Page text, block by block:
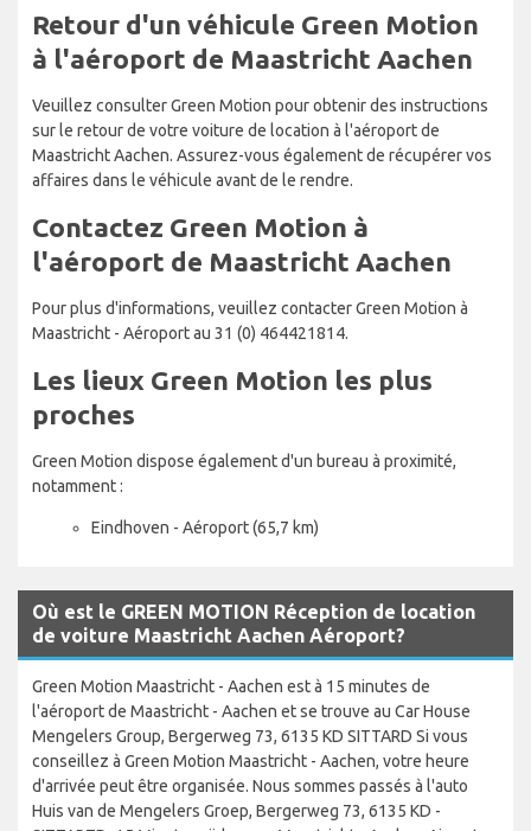
Retour d'un véhicule Green Motion
à l'aéroport de Maastricht Aachen
Veuillez consulter Green Motion pour obtenir des instructions
sur le retour de votre voiture de location à l'aéroport de
Maastricht Aachen. Assurez-vous également de récupérer vos
affaires dans le véhicule avant de le rendre.
Contactez Green Motion à
l'aéroport de Maastricht Aachen
Pour plus d'informations, veuillez contacter Green Motion à
Maastricht - Aéroport au 31 (0) 464421814.
Les lieux Green Motion les plus
proches
Green Motion dispose également d'un bureau à proximité,
notamment :
Eindhoven - Aéroport (65,7 km)
Où est le GREEN MOTION Réception de location
de voiture Maastricht Aachen Aéroport?
Green Motion Maastricht - Aachen est à 15 minutes de
l'aéroport de Maastricht - Aachen et se trouve au Car House
Mengelers Group, Bergerweg 73, 6135 KD SITTARD Si vous
conseillez à Green Motion Maastricht - Aachen, votre heure
d'arrivée peut être organisée. Nous sommes passés à l'auto
Huis van de Mengelers Groep, Bergerweg 73, 6135 KD -